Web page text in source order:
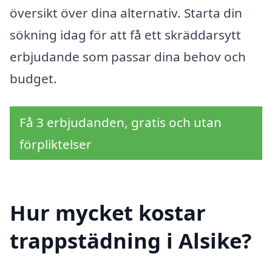
översikt över dina alternativ. Starta din
sökning idag för att få ett skräddarsytt
erbjudande som passar dina behov och
budget.
Få 3 erbjudanden, gratis och utan
förpliktelser
Hur mycket kostar
trappstädning i Alsike?